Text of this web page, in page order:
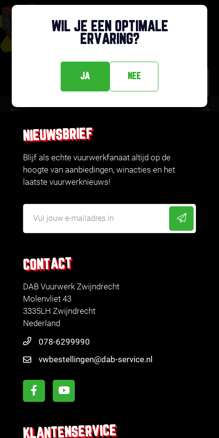
WIL JE EEN OPTIMALE
ERVARING?
JA NEE
VORTEX FIRE
MEER INFO
IN MIJN MANDJE
CONTACT
DAB Vuurwerk Zwijndrecht
Molenvliet 43
3335LH Zwijndrecht
Nederland
078-6299990
vwbestellingen@dab-service.nl
KLANTENSERVICE
NIEUWSBRIEF
Blijf als echte vuurwerkfanaat altijd op de
hoogte van aanbiedingen, winacties en het
laatste vuurwerknieuws!